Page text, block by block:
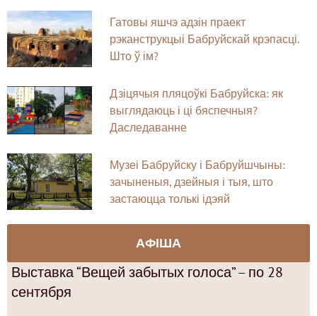
Гатовы яшчэ адзін праект
рэканструкцыі Бабруйскай крэпасці.
Што ў ім?
Дзіцячыя пляцоўкі Бабруйска: як
выглядаюць і ці бяспечныя?
Даследаванне
Музеі Бабруйску і Бабруйшчыны:
зачыненыя, дзейныя і тыя, што
застаюцца толькі ідэяй
АФІША
Выставка “Вещей забытых голоса” – по 28
сентября